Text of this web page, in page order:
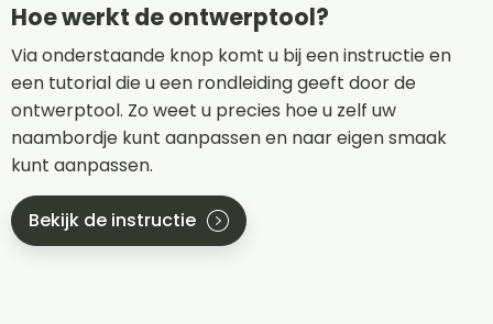
Hoe werkt de ontwerptool?
Via onderstaande knop komt u bij een instructie en
een tutorial die u een rondleiding geeft door de
ontwerptool. Zo weet u precies hoe u zelf uw
naambordje kunt aanpassen en naar eigen smaak
kunt aanpassen.
Bekijk de instructie